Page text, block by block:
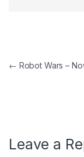
Post
← Robot Wars –
Leave a